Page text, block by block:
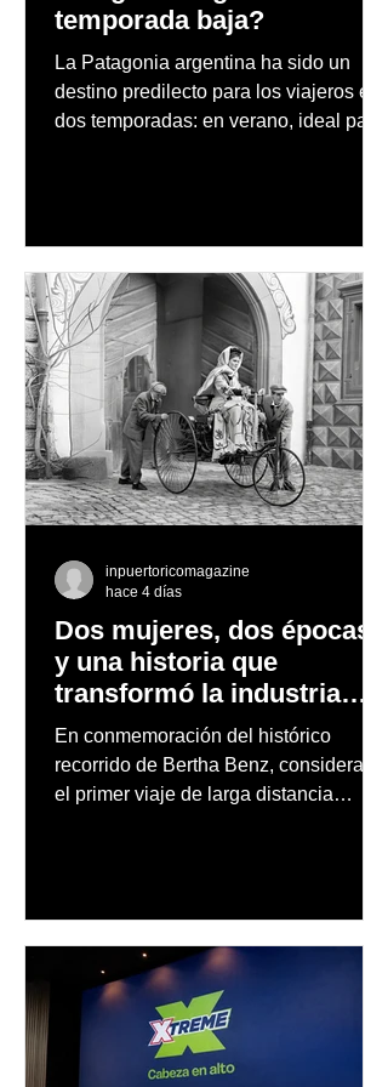
temporada baja?
La Patagonia argentina ha sido un
destino predilecto para los viajeros en
dos temporadas: en verano, ideal para
nevados en las montañas
Dos mujeres, dos épocas
y una historia que
transformó la industria
automotriz
En conmemoración del histórico
recorrido de Bertha Benz, considerado
el primer viaje de larga distancia
inpuertoricomagazine
hace 4 días